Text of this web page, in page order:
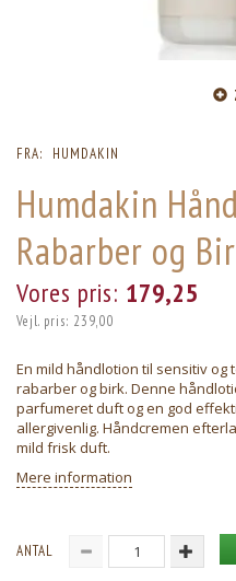
FRA: HUMDAKIN
Humdakin
Rabarber og
Vores pris: 179,25
Vejl. pris: 239,00
En mild håndlotion til sensitiv
rabarber og birk. Denne
parfumeret duft og en god
allergivenlig. Håndcremen
mild frisk duft.
Mere information
ANTAL